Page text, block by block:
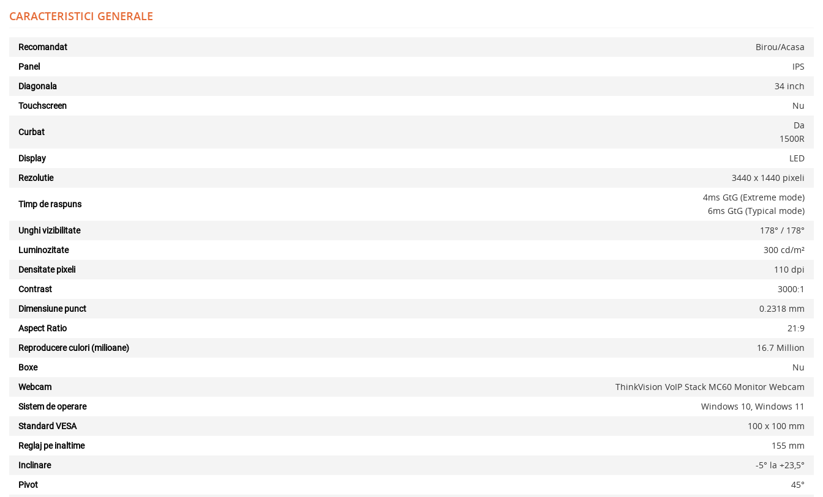
CARACTERISTICI GENERALE
Recomandat Birou/Acasa
Panel IPS
Diagonala 34 inch
Touchscreen Nu
Curbat
Da
1500R
Display LED
Rezolutie 3440 x 1440 pixeli
Timp de raspuns
4ms GtG (Extreme mode)
6ms GtG (Typical mode)
Unghi vizibilitate 178° / 178°
Luminozitate 300 cd/m²
Densitate pixeli 110 dpi
Contrast 3000:1
Dimensiune punct 0.2318 mm
Aspect Ratio 21:9
Reproducere culori (milioane) 16.7 Million
Boxe Nu
Webcam ThinkVision VoIP Stack MC60 Monitor Webcam
Sistem de operare Windows 10, Windows 11
Standard VESA 100 x 100 mm
Reglaj pe inaltime 155 mm
Inclinare -5° la +23,5°
Pivot 45°
x